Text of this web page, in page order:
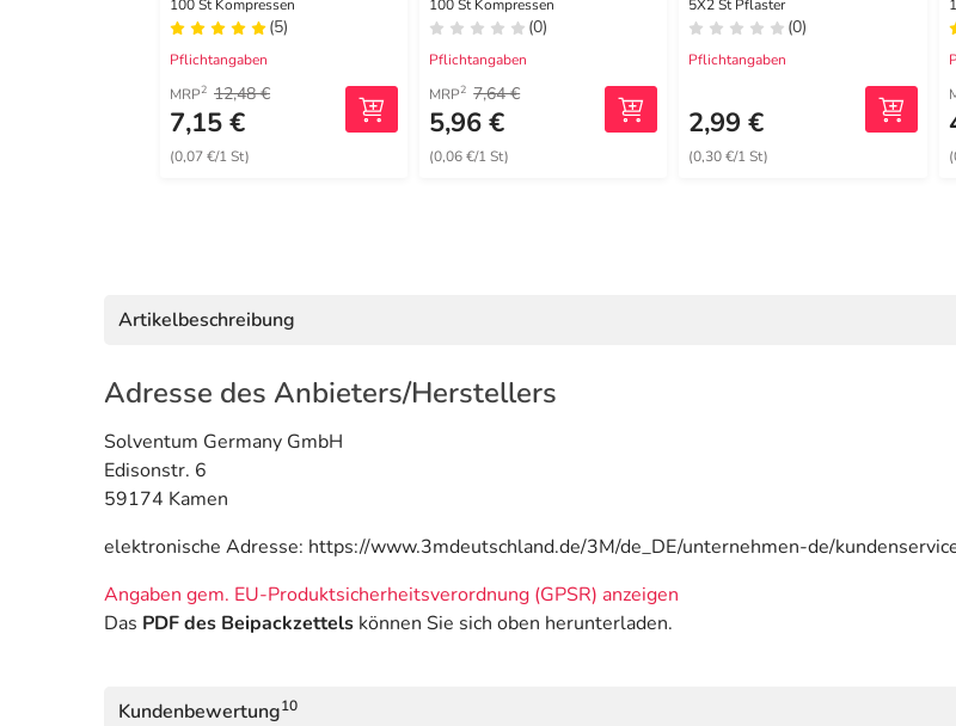
8fach
100 St Kompressen
(5)
Pflichtangaben
MRP2 12,48 €
7,15 €
(0,07 €/1 St)
4lagig
100 St Kompressen
(0)
Pflichtangaben
MRP2 7,64 €
5,96 €
(0,06 €/1 St)
cm steril
5X2 St Pflaster
(0)
Pflichtangaben
2,99 €
(0,30 €/1 St)
Artikelbeschreibung
Adresse des Anbieters/Herstellers
Solventum Germany GmbH
Edisonstr. 6
59174 Kamen
elektronische Adresse: https://www.3mdeutschland.de/3M/de_DE/unternehmen-de/
Angaben gem. EU-Produktsicherheitsverordnung (GPSR) anzeigen
Das PDF des Beipackzettels können Sie sich oben herunterladen.
Kundenbewertung10